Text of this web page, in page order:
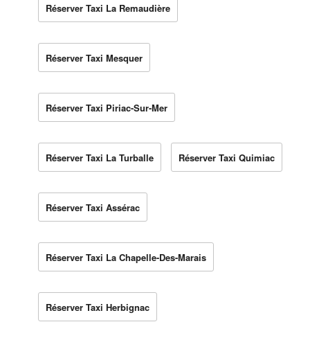
Réserver Taxi La Remaudière
Réserver Taxi Mesquer
Réserver Taxi Piriac-Sur-Mer
Réserver Taxi La Turballe Réserver Taxi Quimiac
Réserver Taxi Assérac
Réserver Taxi La Chapelle-Des-Marais
Réserver Taxi Herbignac